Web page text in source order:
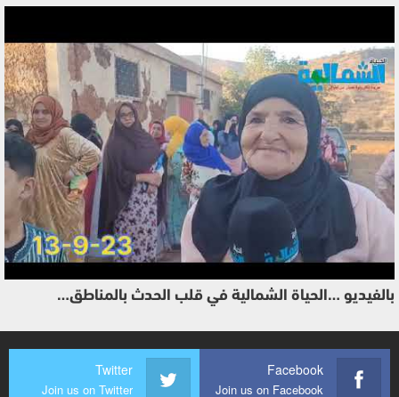
بالفيديو …الحياة الشمالية في قلب الحدث بالمناطق…
Facebook
Join us on Facebook
Twitter
Join us on Twitter